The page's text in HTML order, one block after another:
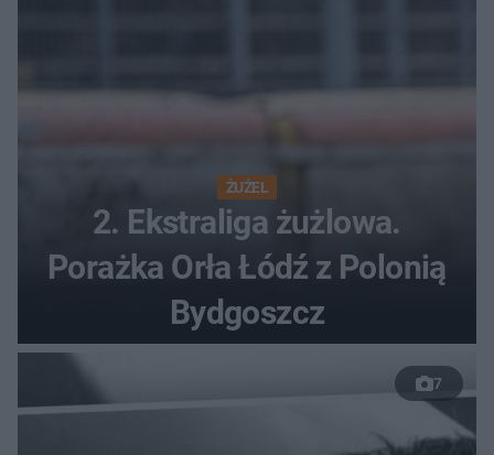
ŻUŻEL
2. Ekstraliga żużlowa.
Porażka Orła Łódź z Polonią
Bydgoszcz
7